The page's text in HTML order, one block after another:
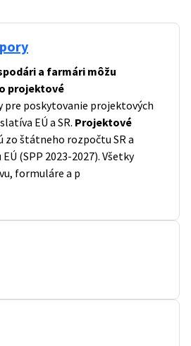
a farmári môžu
projektové
pre poskytovanie projektových
EÚ a SR. Projektové
zo štátneho rozpočtu SR a
(SPP 2023-2027). Všetky
formuláre a p